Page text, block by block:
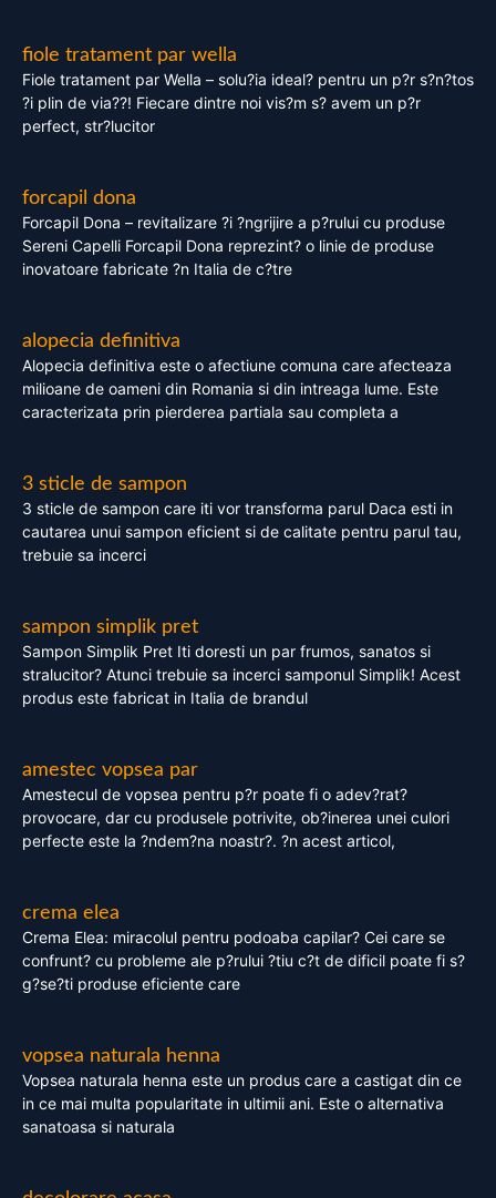
fiole tratament par wella
Fiole tratament par Wella – solu?ia ideal? pentru un p?r s?n?tos
?i plin de via??! Fiecare dintre noi vis?m s? avem un p?r
perfect, str?lucitor
forcapil dona
Forcapil Dona – revitalizare ?i ?ngrijire a p?rului cu produse
Sereni Capelli Forcapil Dona reprezint? o linie de produse
inovatoare fabricate ?n Italia de c?tre
alopecia definitiva
Alopecia definitiva este o afectiune comuna care afecteaza
milioane de oameni din Romania si din intreaga lume. Este
caracterizata prin pierderea partiala sau completa a
3 sticle de sampon
3 sticle de sampon care iti vor transforma parul Daca esti in
cautarea unui sampon eficient si de calitate pentru parul tau,
trebuie sa incerci
sampon simplik pret
Sampon Simplik Pret Iti doresti un par frumos, sanatos si
stralucitor? Atunci trebuie sa incerci samponul Simplik! Acest
produs este fabricat in Italia de brandul
amestec vopsea par
Amestecul de vopsea pentru p?r poate fi o adev?rat?
provocare, dar cu produsele potrivite, ob?inerea unei culori
perfecte este la ?ndem?na noastr?. ?n acest articol,
crema elea
Crema Elea: miracolul pentru podoaba capilar? Cei care se
confrunt? cu probleme ale p?rului ?tiu c?t de dificil poate fi s?
g?se?ti produse eficiente care
vopsea naturala henna
Vopsea naturala henna este un produs care a castigat din ce
in ce mai multa popularitate in ultimii ani. Este o alternativa
sanatoasa si naturala